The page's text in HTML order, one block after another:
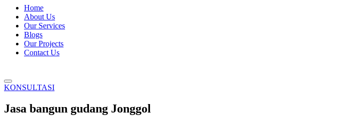
Home
About Us
Our Services
Blogs
Our Projects
Contact Us
KONSULTASI
Jasa bangun gudang Jonggol